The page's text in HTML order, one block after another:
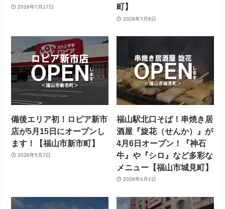
2026年7月17日
町】
2026年7月8日
備後エリア初！ロピア新市
店が5月15日にオープンし
ます！【福山市新市町】
2026年5月7日
福山駅北口そば！串焼き居
酒屋『旋花（せんか）』が
4月6日オープン！『神石
牛』や『シロ』など多彩な
メニュー【福山市城見町】
2026年4月1日